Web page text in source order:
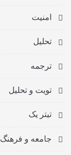
امنیت
تحلیل
ترجمه
تویت و تحلیل
تیتر یک
جامعه و فرهنگ